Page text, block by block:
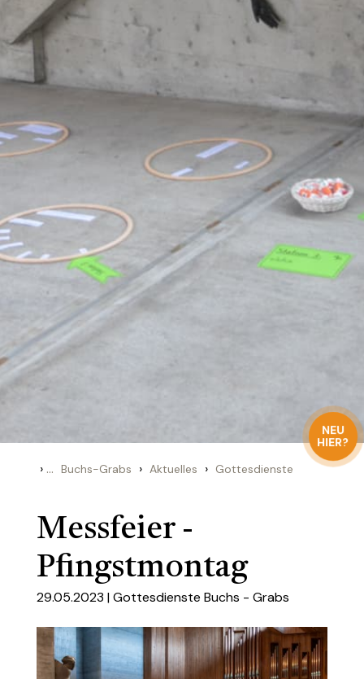
NEU
HIER?
› ... Buchs-Grabs › Aktuelles › Gottesdienste
Messfeier -
Pfingstmontag
29.05.2023 |Gottesdienste Buchs - Grabs